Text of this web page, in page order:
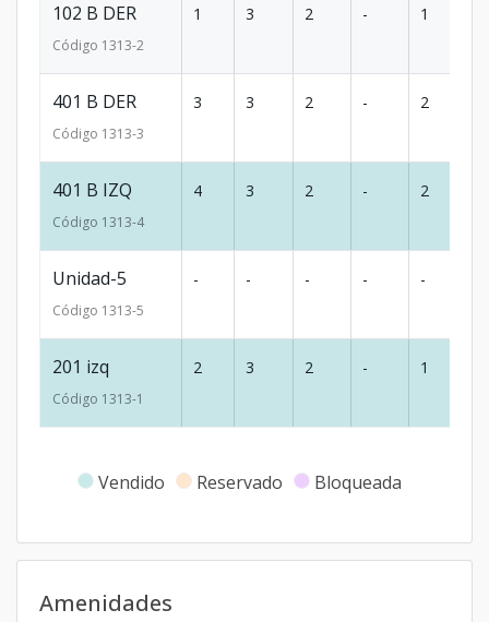
102 B DER
Código 1313-2
1 3 2 - 1
401 B DER
Código 1313-3
3 3 2 - 2
401 B IZQ
Código 1313-4
4 3 2 - 2
Unidad-5
Código 1313-5
- - - - -
201 izq
Código 1313-1
2 3 2 - 1
Vendido Reservado Bloqueada
Amenidades